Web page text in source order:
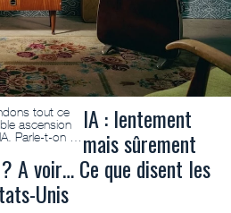
tout ce
ascension
Parle-t-on …
IA : lentement
mais sûrement
A voir… Ce que disent les
Unis